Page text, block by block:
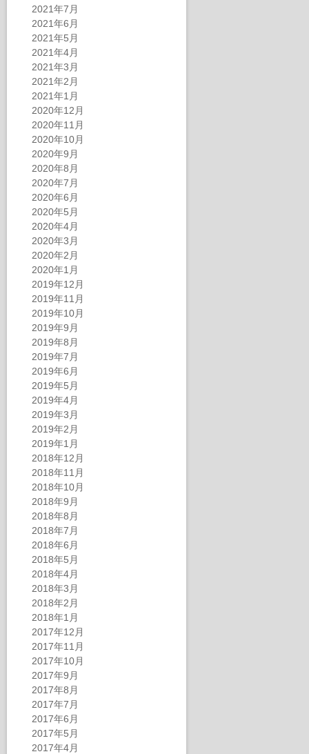
2021年7月
2021年6月
2021年5月
2021年4月
2021年3月
2021年2月
2021年1月
2020年12月
2020年11月
2020年10月
2020年9月
2020年8月
2020年7月
2020年6月
2020年5月
2020年4月
2020年3月
2020年2月
2020年1月
2019年12月
2019年11月
2019年10月
2019年9月
2019年8月
2019年7月
2019年6月
2019年5月
2019年4月
2019年3月
2019年2月
2019年1月
2018年12月
2018年11月
2018年10月
2018年9月
2018年8月
2018年7月
2018年6月
2018年5月
2018年4月
2018年3月
2018年2月
2018年1月
2017年12月
2017年11月
2017年10月
2017年9月
2017年8月
2017年7月
2017年6月
2017年5月
2017年4月